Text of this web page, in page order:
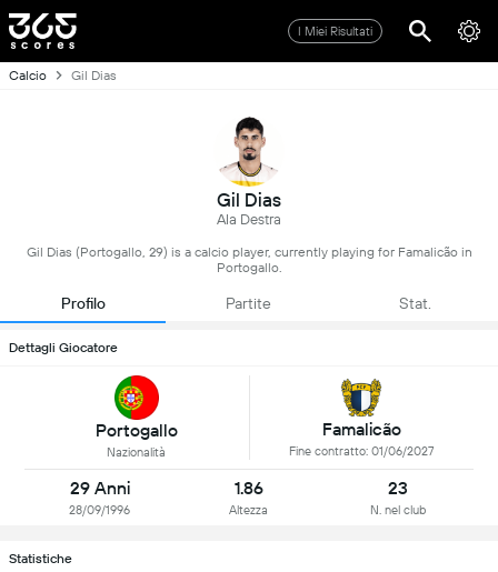
I Miei Risultati
Calcio Gil Dias
Gil Dias
Ala Destra
Gil Dias (Portogallo, 29) is a calcio player, currently playing for Famalicão in
Portogallo.
Profilo Partite Stat.
Dettagli Giocatore
Portogallo
Nazionalità
Famalicão
Fine contratto: 01/06/2027
29 Anni
28/09/1996
1.86
Altezza
23
N. nel club
Statistiche